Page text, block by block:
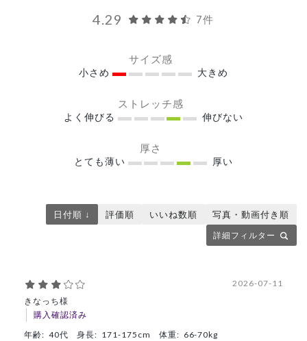
4.29 7件
サイズ感
小さめ 大きめ
ストレッチ感
よく伸びる 伸びない
厚さ
とても薄い 厚い
詳細フィルター
日付順 ↓ 評価順 いいね数順 写真・動画付き順
きなっち様
購入確認済み
2026-07-11
年齢: 40代 身長: 171-175cm 体重: 66-70kg